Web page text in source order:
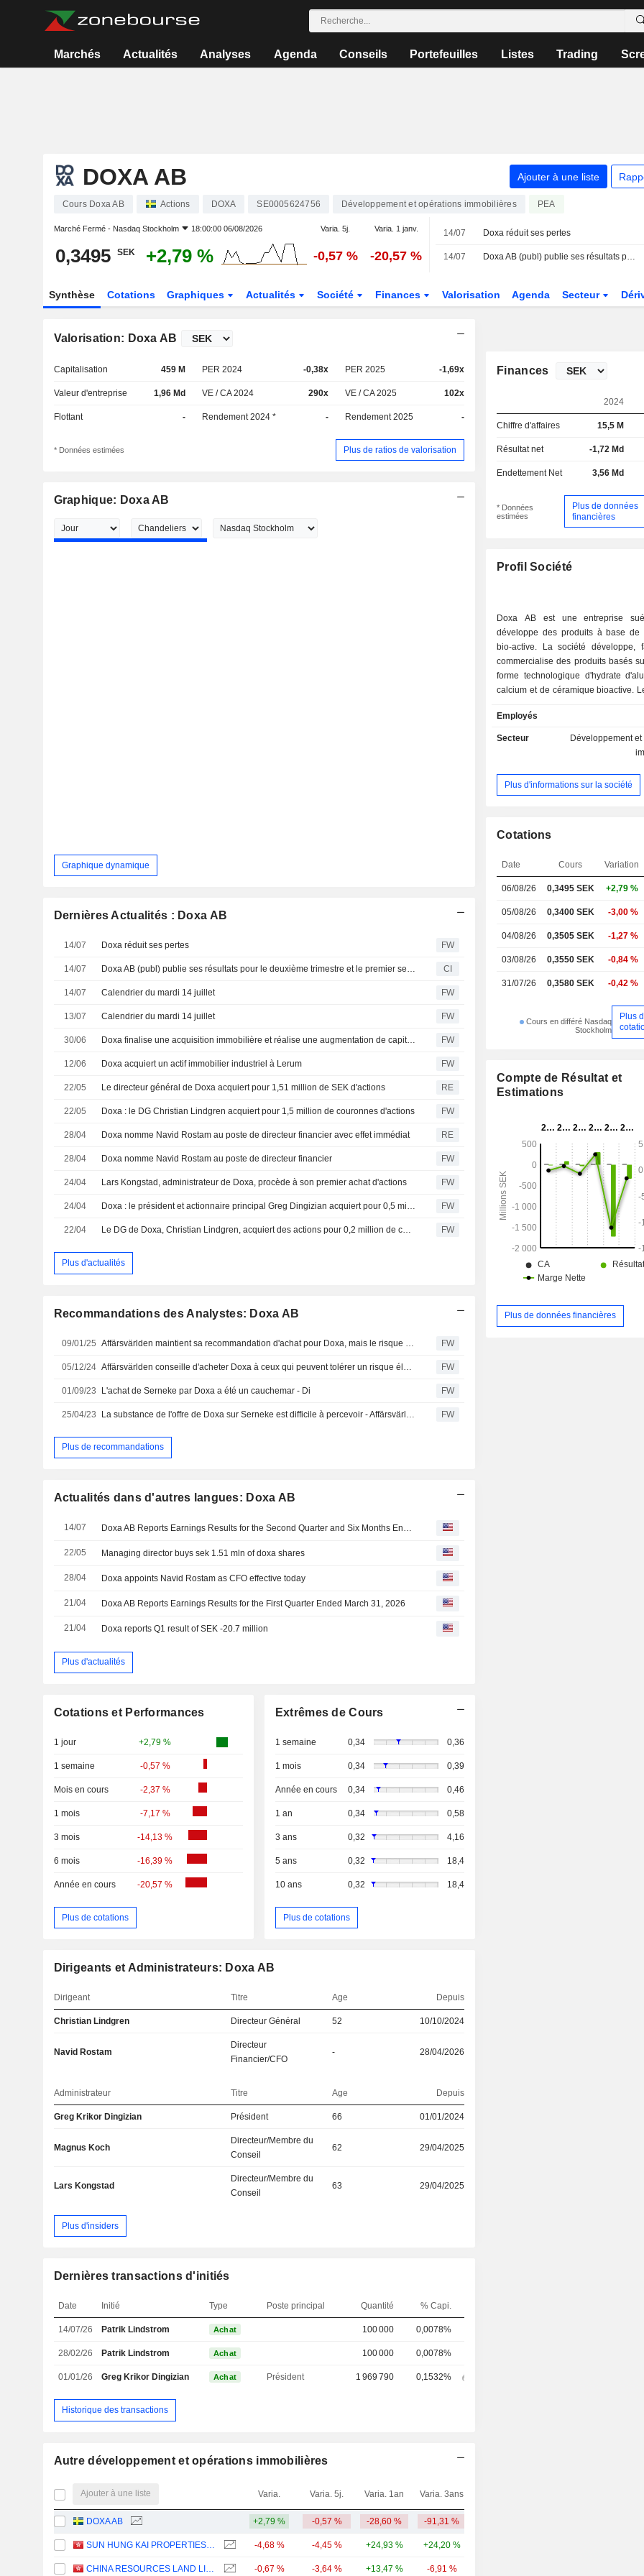
Marchés Actualités Analyses Agenda Conseils Portefeuilles Listes Trading
DOXA AB Ajouter à une liste
Cours Doxa AB Actions DOXA SE0005624756 Développement et opérations immobilières PEA
Marché Fermé - Nasdaq Stockholm 18:00:00 06/08/2026 Varia. 5j. Varia. 1 janv.
0,3495 SEK +2,79 % -0,57 % -20,57 %
14/07 Doxa réduit ses pertes
14/07 Doxa AB (publ) publie ses résultats pour le deuxième trimestre et le premier semestre clos le 30 juin 2026
Synthèse Cotations Graphiques Actualités Société Finances Valorisation Agenda Secteur
Valorisation: Doxa AB
Capitalisation 459 M PER 2024 -0,38x PER 2025 -1,69x
Valeur d'entreprise 1,96 Md VE / CA 2024 290x VE / CA 2025 102x
Flottant - Rendement 2024 * - Rendement 2025 -
* Données estimées Plus de ratios de valorisation
Graphique: Doxa AB
Graphique dynamique
Dernières Actualités : Doxa AB
14/07 Doxa réduit ses pertes FW
14/07 Doxa AB (publ) publie ses résultats pour le deuxième trimestre et le premier semestre clos le 30 juin 2026 CI
14/07 Calendrier du mardi 14 juillet FW
13/07 Calendrier du mardi 14 juillet FW
30/06 Doxa finalise une acquisition immobilière et réalise une augmentation de capital réservée FW
12/06 Doxa acquiert un actif immobilier industriel à Lerum FW
22/05 Le directeur général de Doxa acquiert pour 1,51 million de SEK d'actions RE
22/05 Doxa : le DG Christian Lindgren acquiert pour 1,5 million de couronnes d'actions FW
28/04 Doxa nomme Navid Rostam au poste de directeur financier avec effet immédiat RE
28/04 Doxa nomme Navid Rostam au poste de directeur financier FW
24/04 Lars Kongstad, administrateur de Doxa, procède à son premier achat d'actions FW
24/04 Doxa : le président et actionnaire principal Greg Dingizian acquiert pour 0,5 million de couronnes d'actions FW
22/04 Le DG de Doxa, Christian Lindgren, acquiert des actions pour 0,2 million de couronnes FW
Plus d'actualités
Recommandations des Analystes: Doxa AB
09/01/25 FW
05/12/24 FW
01/09/23 L'achat de Serneke par Doxa a été un cauchemar - Di FW
25/04/23 FW
Plus de recommandations
Actualités dans d'autres langues: Doxa AB
14/07
22/05 Managing director buys sek 1.51 mln of doxa shares
28/04 Doxa appoints Navid Rostam as CFO effective today
21/04 Doxa AB Reports Earnings Results for the First Quarter Ended March 31, 2026
21/04 Doxa reports Q1 result of SEK -20.7 million
Plus d'actualités
Cotations et Performances
1 jour +2,79 %
1 semaine -0,57 %
Mois en cours -2,37 %
1 mois -7,17 %
3 mois -14,13 %
6 mois -16,39 %
Année en cours -20,57 %
Plus de cotations
Extrêmes de Cours
1 semaine 0,34 0,36
1 mois 0,34 0,39
Année en cours 0,34 0,46
1 an 0,34 0,58
3 ans 0,32 4,16
5 ans 0,32 18,4
10 ans 0,32 18,4
Plus de cotations
Dirigeants et Administrateurs: Doxa AB
Dirigeant Titre Age Depuis
Christian Lindgren Directeur Général 52 10/10/2024
Navid Rostam
Directeur
Financier/CFO
- 28/04/2026
Administrateur Titre Age Depuis
Greg Krikor Dingizian Président 66 01/01/2024
Magnus Koch
Directeur/Membre du
Conseil
62 29/04/2025
Lars Kongstad
Directeur/Membre du
Conseil
63 29/04/2025
Plus d'insiders
Dernières transactions d'initiés
Date Initié Type Poste principal Quantité % Capi.
14/07/26 Patrik Lindstrom Achat 100 000 0,0078%
28/02/26 Patrik Lindstrom Achat 100 000 0,0078%
01/01/26 Greg Krikor Dingizian Achat Président 1 969 790 0,1532%
Historique des transactions
Autre développement et opérations immobilières
Ajouter à une liste Varia. Varia. 5j. Varia. 1an Varia. 3ans
DOXA AB +2,79 % -0,57 % -28,60 % -91,31 %
-4,68 % -4,45 % +24,93 % +24,20 %
-0,67 % -3,64 % +13,47 % -6,91 %
Finances
2024
Chiffre d'affaires 15,5 M
Résultat net -1,72 Md
Endettement Net 3,56 Md
* Données
estimées
Plus de données
financières
Profil Société
Doxa AB est une entreprise
développe des produits à base de
bio-active. La société développe,
commercialise des produits basés
forme technologique d'hydrate
calcium et de céramique bioactive.
thérapeutiques de
l'odontologie. Les domaines de
orthopédie sont les méthodes de
reconstructive et le revêtement des
Les domaines de recherche en
Employés
Secteur
Développement
Plus d'informations sur la société
Cotations
Date Cours Variation
06/08/26 0,3495 SEK +2,79 %
05/08/26 0,3400 SEK -3,00 %
04/08/26 0,3505 SEK -1,27 %
03/08/26 0,3550 SEK -0,84 %
31/07/26 0,3580 SEK -0,42 %
Cours en différé Nasdaq
Stockholm
Plus
Compte de Résultat et
Estimations
Plus de données financières